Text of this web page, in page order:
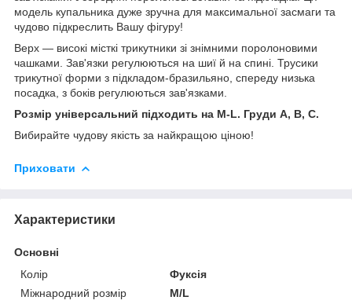
модель купальника дуже зручна для максимальної засмаги та
чудово підкреслить Вашу фігуру!
Верх — високі місткі трикутники зі знімними поролоновими
чашками. Зав'язки регулюються на шиї й на спині. Трусики
трикутної форми з підкладом-бразильяно, спереду низька
посадка, з боків регулюються зав'язками.
Розмір універсальний підходить на M-L. Груди A, B, C.
Вибирайте чудову якість за найкращою ціною!
Приховати
Характеристики
Основні
Колір
Фуксія
Міжнародний розмір
M/L